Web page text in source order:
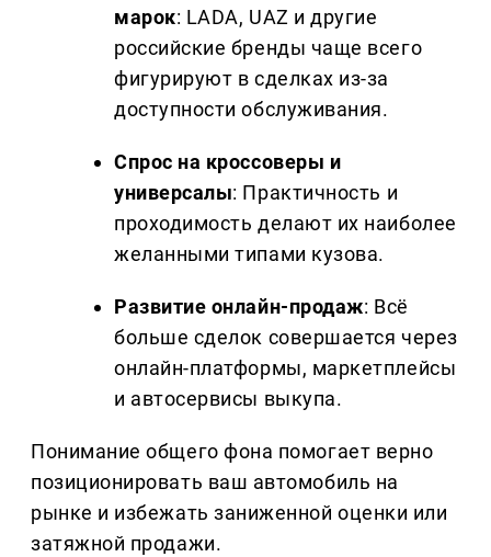
марок: LADA, UAZ и другие
российские бренды чаще всего
фигурируют в сделках из-за
доступности обслуживания.
Спрос на кроссоверы и
универсалы: Практичность и
проходимость делают их наиболее
желанными типами кузова.
Развитие онлайн-продаж: Всё
больше сделок совершается через
онлайн-платформы, маркетплейсы
и автосервисы выкупа.
Понимание общего фона помогает верно
позиционировать ваш автомобиль на
рынке и избежать заниженной оценки или
затяжной продажи.